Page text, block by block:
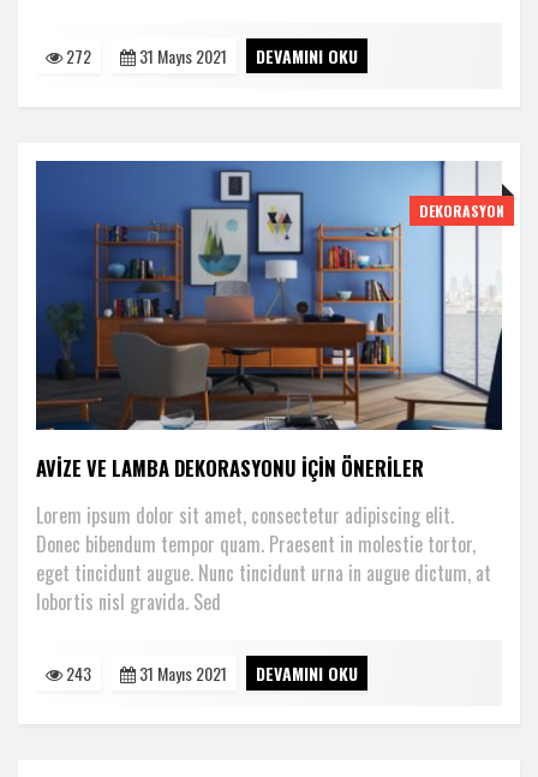
272 31 Mayıs 2021 DEVAMINI OKU
DEKORASYON
AVIZE VE LAMBA DEKORASYONU IÇIN ÖNERILER
Lorem ipsum dolor sit amet, consectetur adipiscing elit.
Donec bibendum tempor quam. Praesent in molestie tortor,
eget tincidunt augue. Nunc tincidunt urna in augue dictum, at
lobortis nisl gravida. Sed
243 31 Mayıs 2021 DEVAMINI OKU